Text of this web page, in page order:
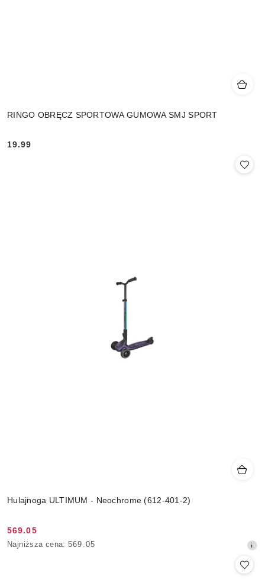
RINGO OBRĘCZ SPORTOWA GUMOWA SMJ SPORT
Cena:
19.99
Hulajnoga ULTIMUM - Neochrome (612-401-2)
Cena
promocyjna:
569.05
Najniższa
Najniższa cena: 569.05